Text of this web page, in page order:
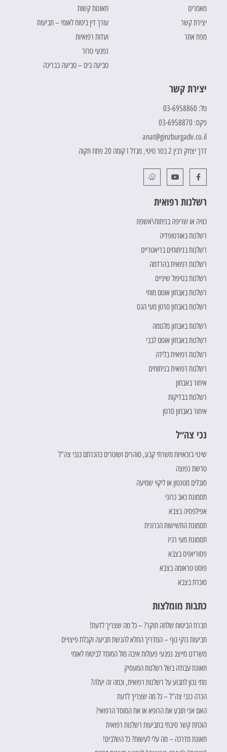
מאמרים
יצירת קשר
מפת אתר
תאונות קשות
עורך דין ביטוח לאומי – תביעות
ועדות רפואיות
נפגעי טרור
טביעה בים – טביעה בבריכה
יצירת קשר
טל: 03-6958860
פקס: 03-6958870
anat@ginzburgadv.co.il
דרך יצחק רבין 2 בסר סיטי, מגדל I קומה 20 פתח תקוה
רשלנות רפואית
כוויה או שריפה בניתוח\אשפוז
רשלנות באורטופדיה
רשלנות בניתוחים בריאטריים
רשלנות רפואית בהרדמה
רשלנות בטיפול שיניים
רשלנות באבחון אוטם מוחי
רשלנות באבחון סרטן מעי הגס
רשלנות באבחון מלנומה
רשלנות באבחון אוטם לבבי
רשלנות רפואית בלידה
רשלנות רפואית בניתוחים
איחור באבחון
רשלנות בבדיקות
איחור באבחון סרטן
נכי צה״ל
שינוי בזכאויות משרתי קבע, סוהרים ושוטרים בהכרתם כנכי צה"ל
טרשת נפוצה
סובלים מטנטון או ליקוי שמיעה
תסמונת כאב כרוני
אפילפסיה בצבא
תסמונת התשישות הכרונית
תסמונת מעי רגיז
פסוריאזיס בצבא
פוסט טראומה בצבא
סוכרת בצבא
כתבות מומלצות
חברת הביטוח שלחה חוקר? – כל מה שצריך לדעת!
תביעות נזקי גוף – המדריך המלא להגשת תביעה וקבלת פיצויים
משרדנו מייצג נפגעי פעולות איבה מול המוסד לביטוח לאומי
תאונת עבודה בשל רשלנות המעסיק
מתי נכון לתבוע על רשלנות רפואית, וכמה זה יעלה?
הכרה כנכי צה"ל – כל מה שצריך לדעת
האם אני תובע את הרופא או את המוסד הרפואי?
הוכחת קשר סיבתי בתביעות רשלנות רפואית
תאונת מדרכה – מה עלי לעשות? כל השלבים!